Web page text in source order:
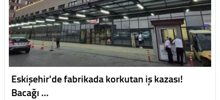
Eskişehir'de fabrikada korkutan iş kazası!
Bacağı …